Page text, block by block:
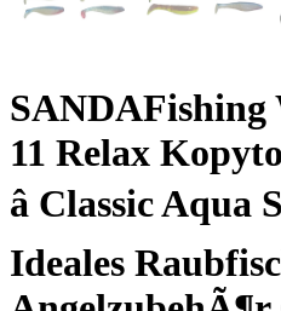
11 Relax
â Classic Aqua
Ideales